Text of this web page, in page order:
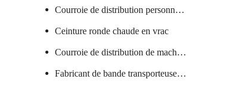
Courroie de distribution personnalisée
Ceinture ronde chaude en vrac
Courroie de distribution de machine textile chaude
Fabricant de bande transporteuse en PVC